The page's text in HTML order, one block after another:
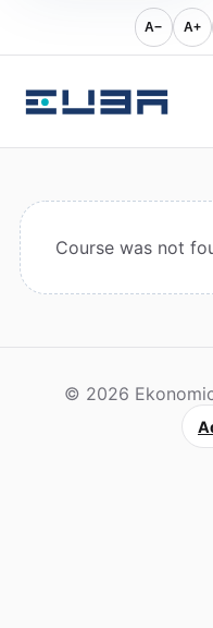
A− A+
Course was not
© 2026